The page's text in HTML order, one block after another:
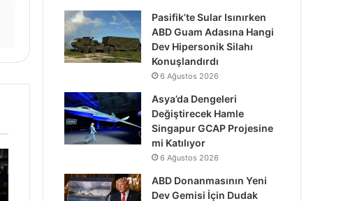
Pasifik’te Sular Isınırken
ABD Guam Adasına Hangi
Dev Hipersonik Silahı
Konuşlandırdı
6 Ağustos 2026
Asya’da Dengeleri
Değiştirecek Hamle
Singapur GCAP Projesine
mi Katılıyor
6 Ağustos 2026
ABD Donanmasının Yeni
Dev Gemisi İçin Dudak